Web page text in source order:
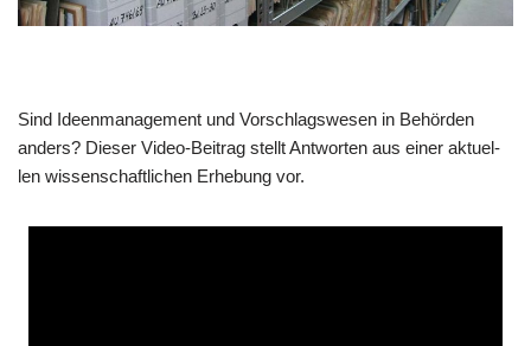
Sind Ideen­ma­nage­ment und Vor­schlags­we­sen in Behör­den
anders? Die­ser Video-Bei­trag stellt Ant­wor­ten aus einer aktu­el­
len wis­sen­schaft­li­chen Erhe­bung vor.